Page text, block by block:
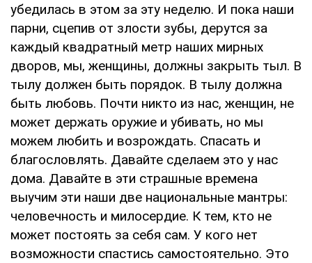
убедилась в этом за эту неделю. И пока наши
парни, сцепив от злости зубы, дерутся за
каждый квадратный метр наших мирных
дворов, мы, женщины, должны закрыть тыл. В
тылу должен быть порядок. В тылу должна
быть любовь. Почти никто из нас, женщин, не
может держать оружие и убивать, но мы
можем любить и возрождать. Спасать и
благословлять. Давайте сделаем это у нас
дома. Давайте в эти страшные времена
выучим эти наши две национальные мантры:
человечность и милосердие. К тем, кто не
может постоять за себя сам. У кого нет
возможности спастись самостоятельно. Это